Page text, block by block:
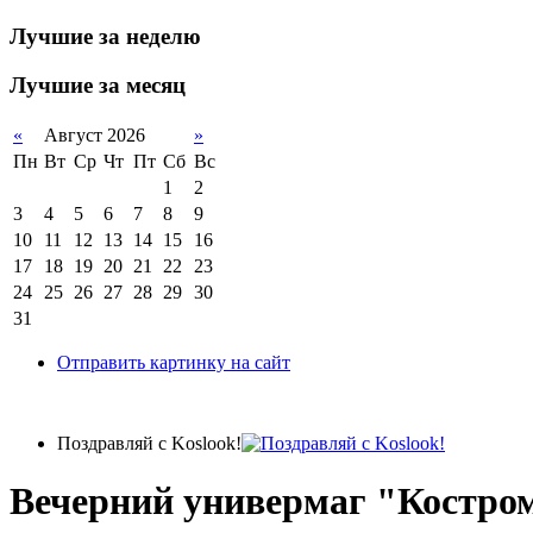
Лучшие за неделю
Лучшие за месяц
« Август 2026
»
Пн Вт Ср Чт Пт Сб Вс
1
2
3
4 5 6 7 8
9
10
11 12 13 14 15
16
17
18 19 20 21 22
23
24
25 26 27 28 29 30
31
Отправить картинку на сайт
Поздравляй с Koslook!
Вечерний универмаг